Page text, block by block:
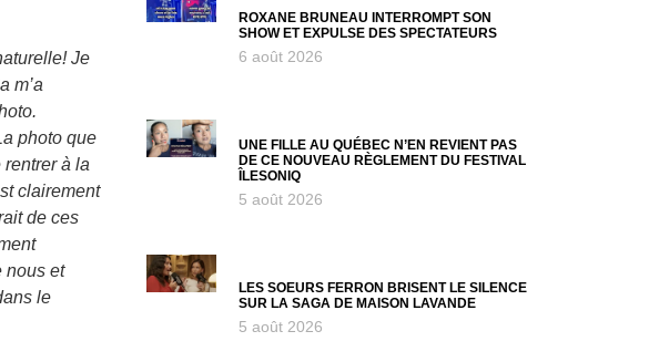
Je
m’a
photo que
à la
clairement
de ces
nous et
le
ROXANE BRUNEAU INTERROMPT SON
SHOW ET EXPULSE DES SPECTATEURS
6 août 2026
UNE FILLE AU QUÉBEC N’EN REVIENT PAS
DE CE NOUVEAU RÈGLEMENT DU FESTIVAL
ÎLESONIQ
5 août 2026
LES SOEURS FERRON BRISENT LE SILENCE
SUR LA SAGA DE MAISON LAVANDE
5 août 2026